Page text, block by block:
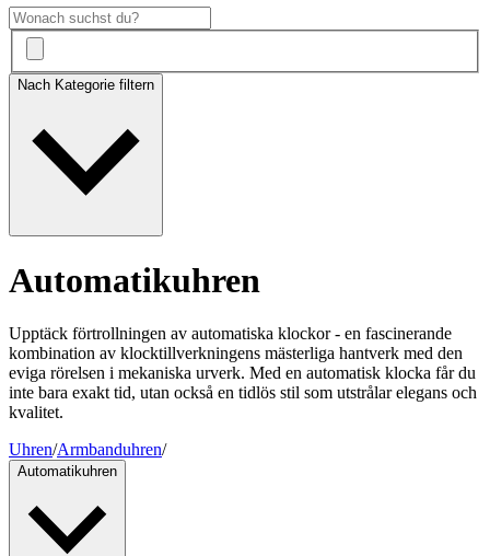
Nach Kategorie filtern
Automatikuhren
Upptäck förtrollningen av automatiska klockor - en fascinerande
kombination av klocktillverkningens mästerliga hantverk med den
eviga rörelsen i mekaniska urverk. Med en automatisk klocka får du
inte bara exakt tid, utan också en tidlös stil som utstrålar elegans och
kvalitet.
Uhren/Armbanduhren/
Automatikuhren